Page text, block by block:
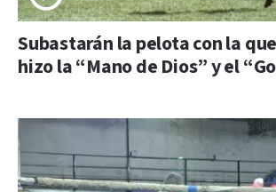
Subastarán la pelota con la
hizo la “Mano de Dios” y el